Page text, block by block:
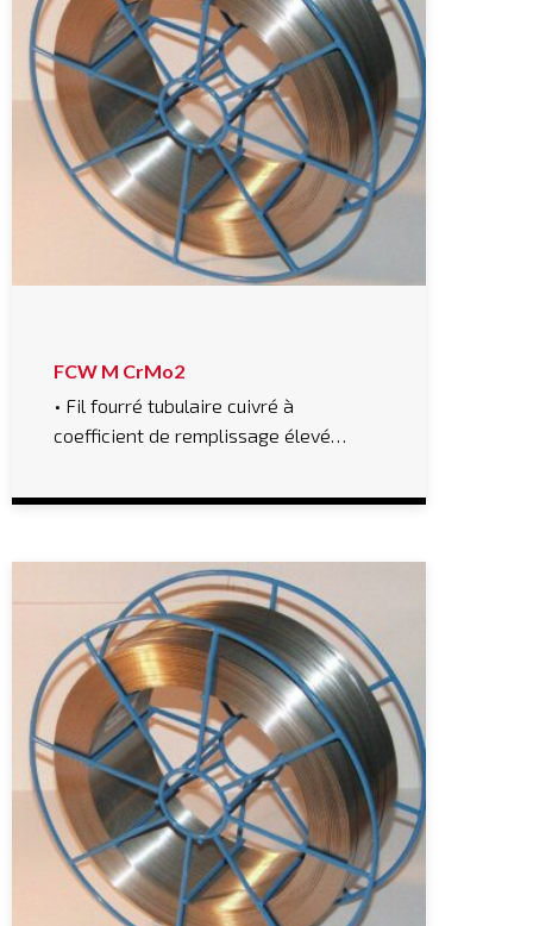
FCW M CrMo2
• Fil fourré tubulaire cuivré à
coefficient de remplissage élevé…